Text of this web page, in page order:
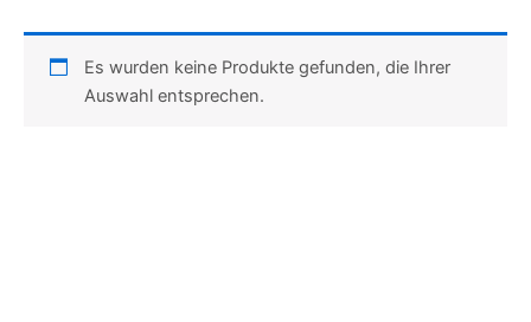
Es wurden keine Produkte gefunden, die Ihrer
Auswahl entsprechen.